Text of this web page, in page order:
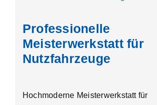
Professionelle
Meisterwerkstatt für
Nutzfahrzeuge
Hochmoderne Meisterwerkstatt für